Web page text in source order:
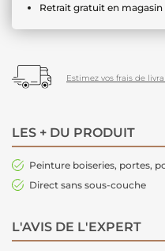
Retrait gratuit en magasin
Estimez vos frais de
LES + DU PRODUIT
Peinture boiseries, portes,
Direct sans sous-couche
L'AVIS DE L'EXPERT